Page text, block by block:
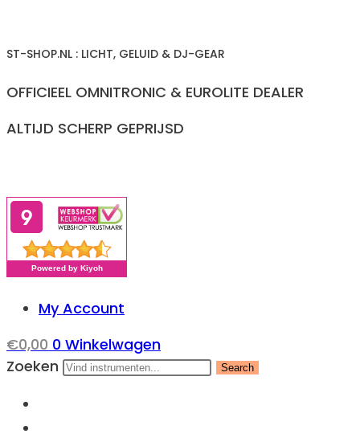
inhoud
ST-SHOP.NL : LICHT, GELUID & DJ-GEAR
OFFICIEEL OMNITRONIC & EUROLITE DEALER
ALTIJD SCHERP GEPRIJSD
My Account
€0,00 0 Winkelwagen
Zoeken
Search